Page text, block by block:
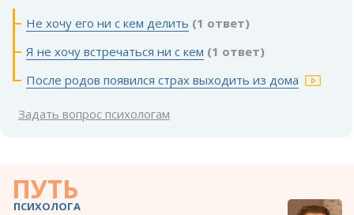
Не хочу его ни с кем делить (1 ответ)
Я не хочу встречаться ни с кем (1 ответ)
После родов появился страх выходить из дома
Задать вопрос психологам
ПУТЬ
ПСИХОЛОГА